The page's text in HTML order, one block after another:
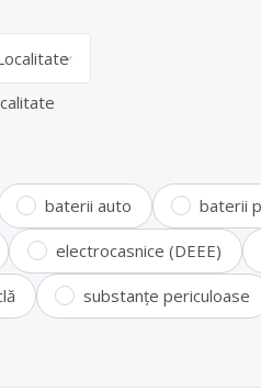
baterii auto baterii
electrocasnice (DEEE)
substanțe periculoase